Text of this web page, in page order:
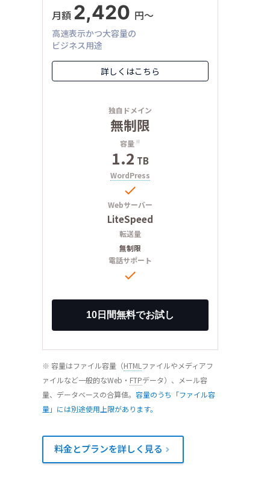
月額 2,420 円〜
高速表示かつ大容量の
ビジネス用途
詳しくはこちら
独自ドメイン
無制限
容量 ※
1.2 TB
WordPress

Webサーバー
LiteSpeed
転送量
無制限
電話サポート

※ 容量はファイル容量（HTML ファイルやメディアフ
ァイルなど一般的なWeb・ FTPデータ）、メール容
量、データベースの合算値。 容量のうち「ファイル容
量」には別途使用上限があります。
料金とプランを詳しく見る